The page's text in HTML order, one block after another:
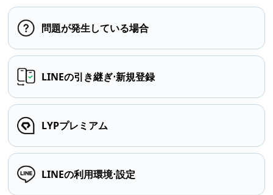
問題が発生している場合
LINEの引き継ぎ⋅新規登録
LYPプレミアム
LINEの利用環境⋅設定